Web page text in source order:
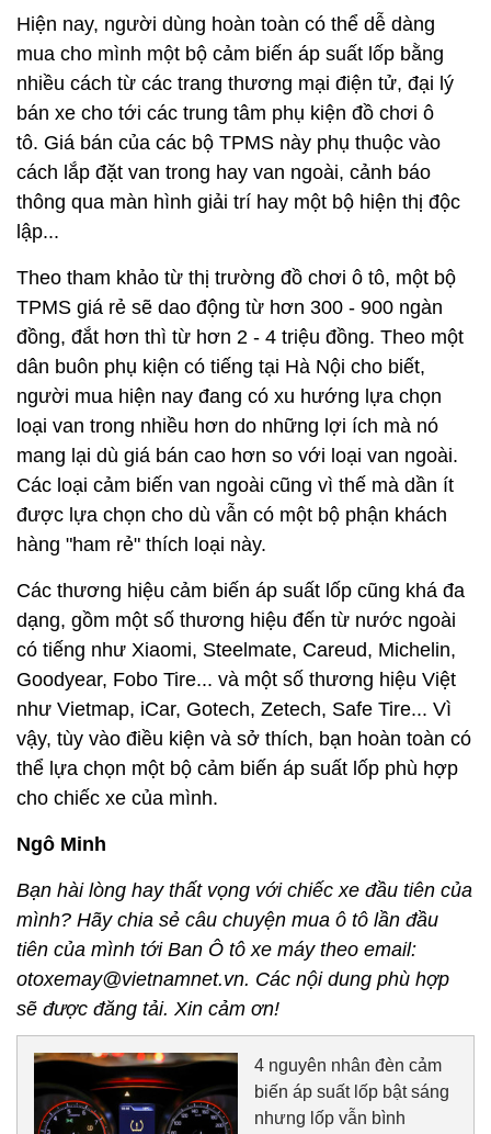
Hiện nay, người dùng hoàn toàn có thể dễ dàng
mua cho mình một bộ cảm biến áp suất lốp bằng
nhiều cách từ các trang thương mại điện tử, đại lý
bán xe cho tới các trung tâm phụ kiện đồ chơi ô
tô. Giá bán của các bộ TPMS này phụ thuộc vào
cách lắp đặt van trong hay van ngoài, cảnh báo
thông qua màn hình giải trí hay một bộ hiện thị độc
lập...
Theo tham khảo từ thị trường đồ chơi ô tô, một bộ
TPMS giá rẻ sẽ dao động từ hơn 300 - 900 ngàn
đồng, đắt hơn thì từ hơn 2 - 4 triệu đồng. Theo một
dân buôn phụ kiện có tiếng tại Hà Nội cho biết,
người mua hiện nay đang có xu hướng lựa chọn
loại van trong nhiều hơn do những lợi ích mà nó
mang lại dù giá bán cao hơn so với loại van ngoài.
Các loại cảm biến van ngoài cũng vì thế mà dần ít
được lựa chọn cho dù vẫn có một bộ phận khách
hàng "ham rẻ" thích loại này.
Các thương hiệu cảm biến áp suất lốp cũng khá đa
dạng, gồm một số thương hiệu đến từ nước ngoài
có tiếng như Xiaomi, Steelmate, Careud, Michelin,
Goodyear, Fobo Tire... và một số thương hiệu Việt
như Vietmap, iCar, Gotech, Zetech, Safe Tire... Vì
vậy, tùy vào điều kiện và sở thích, bạn hoàn toàn có
thể lựa chọn một bộ cảm biến áp suất lốp phù hợp
cho chiếc xe của mình.
Ngô Minh
Bạn hài lòng hay thất vọng với chiếc xe đầu tiên của
mình? Hãy chia sẻ câu chuyện mua ô tô lần đầu
tiên của mình tới Ban Ô tô xe máy theo email:
otoxemay@vietnamnet.vn. Các nội dung phù hợp
sẽ được đăng tải. Xin cảm ơn!
4 nguyên nhân đèn cảm
biến áp suất lốp bật sáng
nhưng lốp vẫn bình